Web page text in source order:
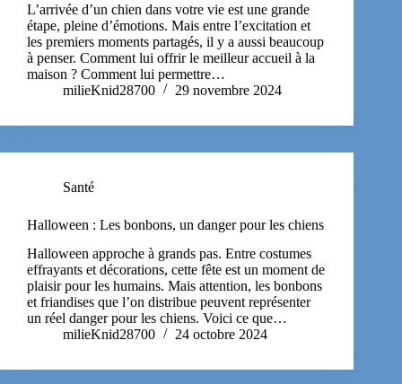
L’arrivée d’un chien dans votre vie est une grande
étape, pleine d’émotions. Mais entre l’excitation et
les premiers moments partagés, il y a aussi beaucoup
à penser. Comment lui offrir le meilleur accueil à la
maison ? Comment lui permettre…
milieKnid28700
29 novembre 2024
Santé
Halloween : Les bonbons, un danger pour les chiens
Halloween approche à grands pas. Entre costumes
effrayants et décorations, cette fête est un moment de
plaisir pour les humains. Mais attention, les bonbons
et friandises que l’on distribue peuvent représenter
un réel danger pour les chiens. Voici ce que…
milieKnid28700
24 octobre 2024